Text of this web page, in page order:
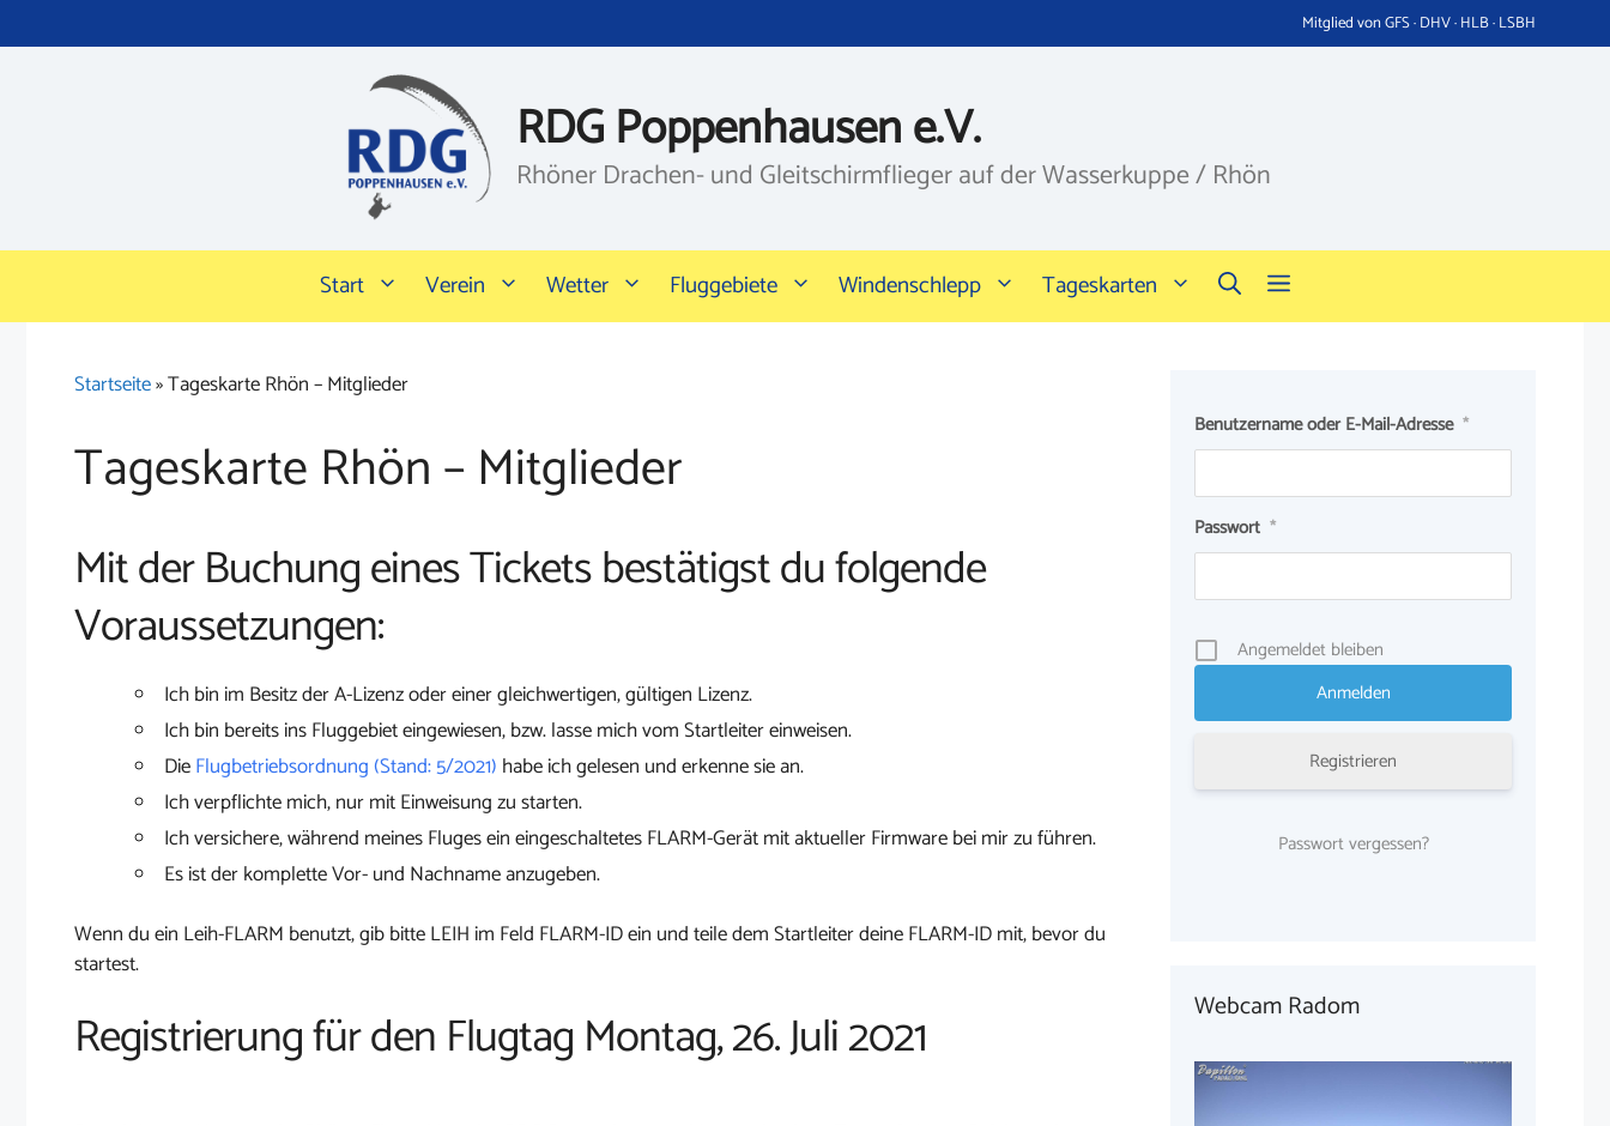
Inhalt
Mitglied von GFS · DHV · HLB · LSBH
RDG Poppenhausen e.V.
Rhöner Drachen- und Gleitschirmflieger auf der Wasserkuppe / Rhön
Start Verein Wetter Fluggebiete Windenschlepp Tageskarten
Startseite»Tageskarte Rhön – Mitglieder
Tageskarte Rhön – Mitglieder
Mit der Buchung eines Tickets bestätigst du folgende
Voraussetzungen:
Ich bin im Besitz der A-Lizenz oder einer gleichwertigen, gültigen Lizenz.
Ich bin bereits ins Fluggebiet eingewiesen, bzw. lasse mich vom Startleiter einweisen.
DieFlugbetriebsordnung (Stand: 5/2021) habe ich gelesen und erkenne sie an.
Ich verpflichte mich, nur mit Einweisung zu starten.
Ich versichere, während meines Fluges ein eingeschaltetes FLARM-Gerät mit aktueller Firmware bei mir zu führen.
Es ist der komplette Vor- und Nachname anzugeben.
Wenn du ein Leih-FLARM benutzt, gib bitte LEIH im Feld FLARM-ID ein und teile dem Startleiter deine FLARM-ID mit, bevor du
startest.
Registrierung für den Flugtag Montag, 26. Juli 2021
Benutzername oder E-Mail-Adresse *
Passwort *
Angemeldet bleiben
Registrieren
Passwort vergessen?
Webcam Radom